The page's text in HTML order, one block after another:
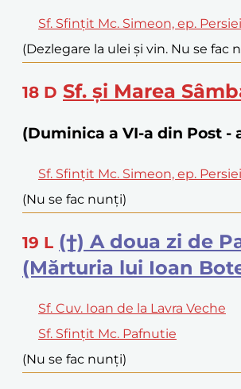
Sf. Sfințit Mc. Simeon, ep. Persiei
(Dezlegare la ulei și vin. Nu se fac
18 D Sf. și Marea
(Duminica a VI-a din Post -
Sf. Sfințit Mc. Simeon, ep. Persiei
(Nu se fac nunți)
19 L (†) A doua zi de
(Mărturia lui Ioan
Sf. Cuv. Ioan de la Lavra Veche
Sf. Sfințit Mc. Pafnutie
(Nu se fac nunți)